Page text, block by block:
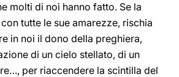
molti di noi hanno fatto. Se la
tutte le sue amarezze, rischia
in noi il dono della preghiera,
di un cielo stellato, di un
per riaccendere la scintilla del